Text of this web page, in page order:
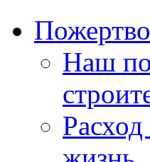
Наш